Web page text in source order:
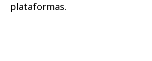
plataformas.